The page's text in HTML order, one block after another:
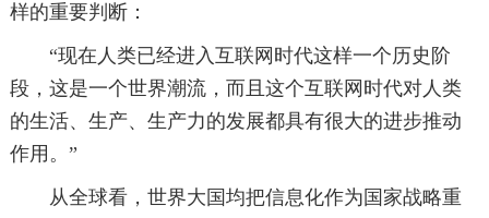
样的重要判断：
“现在人类已经进入互联网时代这样一个历史阶
段，这是一个世界潮流，而且这个互联网时代对人类
的生活、生产、生产力的发展都具有很大的进步推动
作用。”
从全球看，世界大国均把信息化作为国家战略重